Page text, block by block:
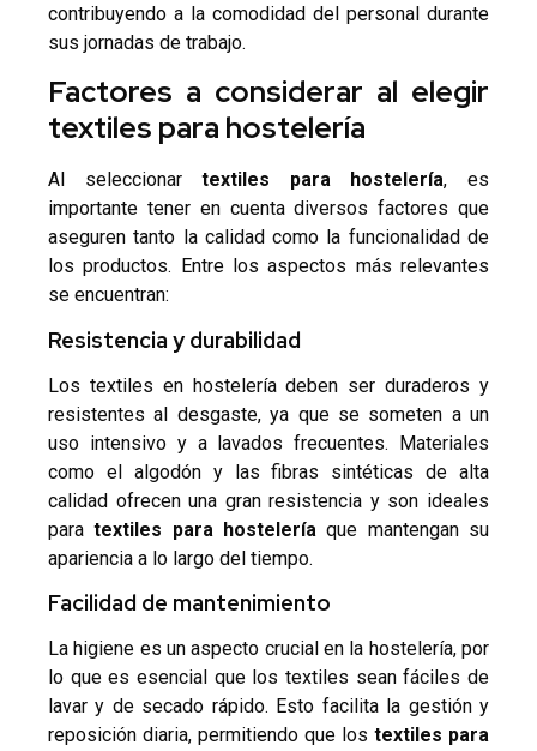
contribuyendo a la comodidad del personal durante
sus jornadas de trabajo.
Factores a considerar al elegir
textiles para hostelería
Al seleccionartextiles para hostelería, es
importante tener en cuenta diversos factores que
aseguren tanto la calidad como la funcionalidad de
los productos. Entre los aspectos más relevantes
se encuentran:
Resistencia y durabilidad
Los textiles en hostelería deben ser duraderos y
resistentes al desgaste, ya que se someten a un
uso intensivo y a lavados frecuentes. Materiales
como el algodóny lasfibras sintéticas de alta
calidad ofrecen una gran resistencia y son ideales
paratextiles para hostelería que mantengan su
apariencia a lo largo del tiempo.
Facilidad de mantenimiento
La higiene es un aspecto crucial en la hostelería, por
lo que es esencial que los textiles sean fáciles de
lavar y de secado rápido. Esto facilita la gestión y
reposición diaria, permitiendo que los textiles para